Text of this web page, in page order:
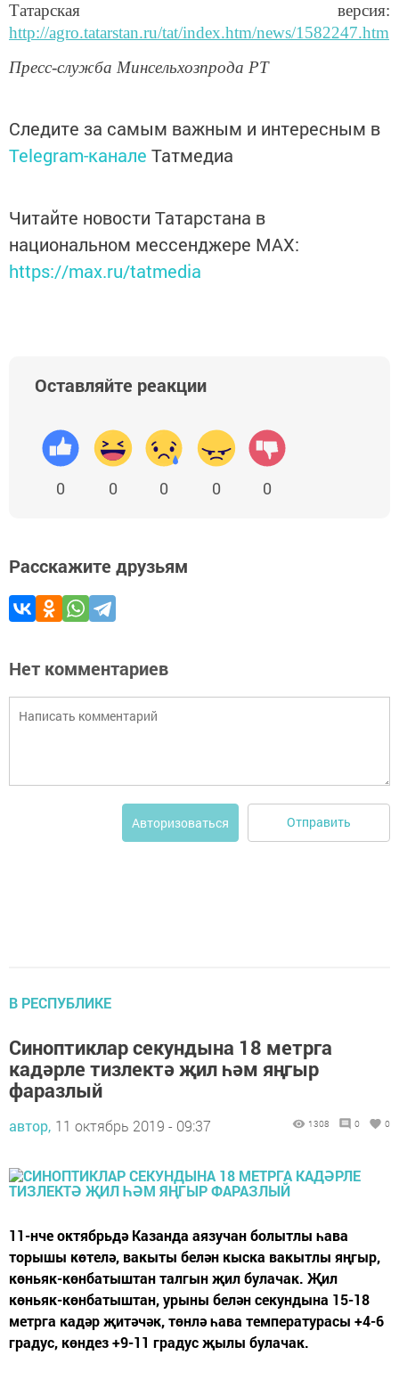
Татарская версия:
http://agro.tatarstan.ru/tat/index.htm/news/1582247.htm
Пресс-служба Минсельхозпрода РТ
Следите за самым важным и интересным в
Telegram-канале Татмедиа
Читайте новости Татарстана в
национальном мессенджере MАХ:
https://max.ru/tatmedia
Оставляйте реакции
0 0 0 0 0
Расскажите друзьям
Нет комментариев
Авторизоваться Отправить
В РЕСПУБЛИКЕ
Синоптиклар секундына 18 метрга
кадәрле тизлектә җил һәм яңгыр
фаразлый
автор, 11 октябрь 2019 - 09:37 1308 0 0
11-нче октябрьдә Казанда аязучан болытлы һава
торышы көтелә, вакыты белән кыска вакытлы яңгыр,
көньяк-көнбатыштан талгын җил булачак. Җил
көньяк-көнбатыштан, урыны белән секундына 15-18
метрга кадәр җитәчәк, төнлә һава температурасы +4-6
градус, көндез +9-11 градус җылы булачак.